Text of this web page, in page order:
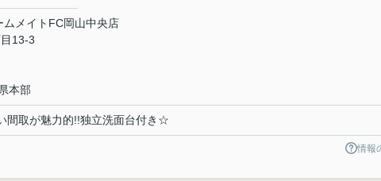
メイトFC岡山中央店
13-3
本部
間取が魅力的!!独立洗面台付き☆
情報